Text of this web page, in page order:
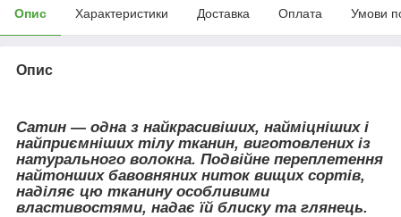
Опис Характеристики Доставка Оплата Умови
Опис
Сатин — одна з найкрасивіших, найміцніших і
найприємніших тілу тканин, виготовлених із
натурального волокна. Подвійне переплетення
найтонших бавовняних ниток вищих сортів,
наділяє цю тканину особливими
властивостями, надає їй блиску та глянець.